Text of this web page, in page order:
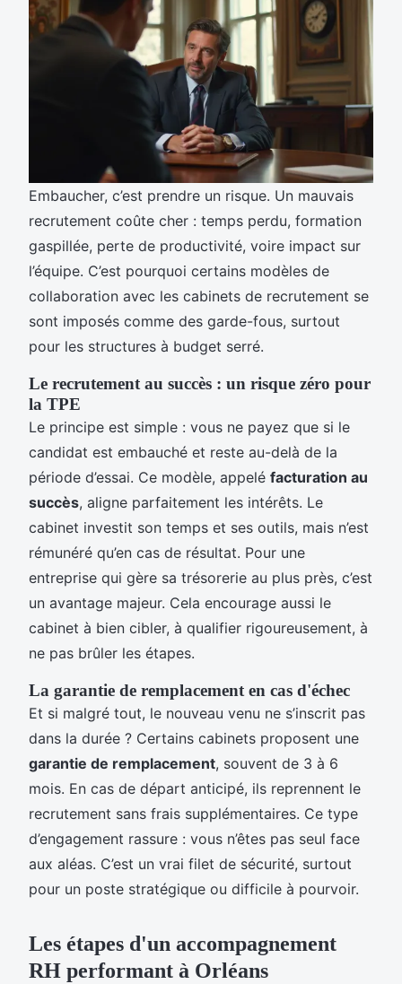
Embaucher, c’est prendre un risque. Un mauvais
recrutement coûte cher : temps perdu, formation
gaspillée, perte de productivité, voire impact sur
l’équipe. C’est pourquoi certains modèles de
collaboration avec les cabinets de recrutement se
sont imposés comme des garde-fous, surtout
pour les structures à budget serré.
Le recrutement au succès : un risque zéro pour
la TPE
Le principe est simple : vous ne payez que si le
candidat est embauché et reste au-delà de la
période d’essai. Ce modèle, appelé facturation au
succès, aligne parfaitement les intérêts. Le
cabinet investit son temps et ses outils, mais n’est
rémunéré qu’en cas de résultat. Pour une
entreprise qui gère sa trésorerie au plus près, c’est
un avantage majeur. Cela encourage aussi le
cabinet à bien cibler, à qualifier rigoureusement, à
ne pas brûler les étapes.
La garantie de remplacement en cas d'échec
Et si malgré tout, le nouveau venu ne s’inscrit pas
dans la durée ? Certains cabinets proposent une
garantie de remplacement, souvent de 3 à 6
mois. En cas de départ anticipé, ils reprennent le
recrutement sans frais supplémentaires. Ce type
d’engagement rassure : vous n’êtes pas seul face
aux aléas. C’est un vrai filet de sécurité, surtout
pour un poste stratégique ou difficile à pourvoir.
Les étapes d'un accompagnement
RH performant à Orléans